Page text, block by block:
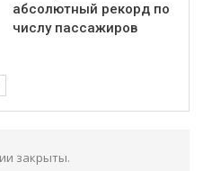
абсолютный рекорд по
числу пассажиров
закрыты.